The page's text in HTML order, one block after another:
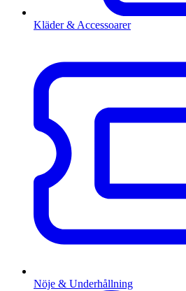
Kläder & Accessoarer
Nöje & Underhållning